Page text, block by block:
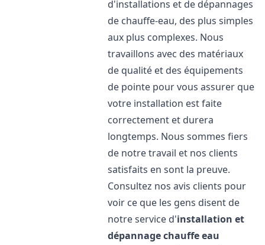
d'installations et de dépannages
de chauffe-eau, des plus simples
aux plus complexes. Nous
travaillons avec des matériaux
de qualité et des équipements
de pointe pour vous assurer que
votre installation est faite
correctement et durera
longtemps. Nous sommes fiers
de notre travail et nos clients
satisfaits en sont la preuve.
Consultez nos avis clients pour
voir ce que les gens disent de
notre service d'installation et
dépannage chauffe eau